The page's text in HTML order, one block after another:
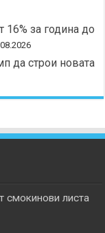
16% за година до
да строи новата
смокинови листа